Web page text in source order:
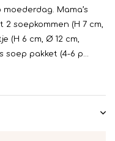
Mama’s
soepkommen (H 7 cm,
(H 6 cm, Ø 12 cm,
soep pakket (4-6 p...